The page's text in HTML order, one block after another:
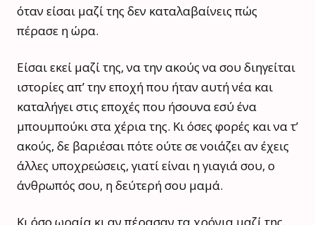
όταν είσαι μαζί της δεν καταλαβαίνεις πώς
πέρασε η ώρα.
Είσαι εκεί μαζί της, να την ακούς να σου διηγείται
ιστορίες απ’ την εποχή που ήταν αυτή νέα και
καταλήγει στις εποχές που ήσουνα εσύ ένα
μπουμπούκι στα χέρια της. Κι όσες φορές και να τ’
ακούς, δε βαριέσαι πότε ούτε σε νοιάζει αν έχεις
άλλες υποχρεώσεις, γιατί είναι η γιαγιά σου, ο
άνθρωπός σου, η δεύτερή σου μαμά.